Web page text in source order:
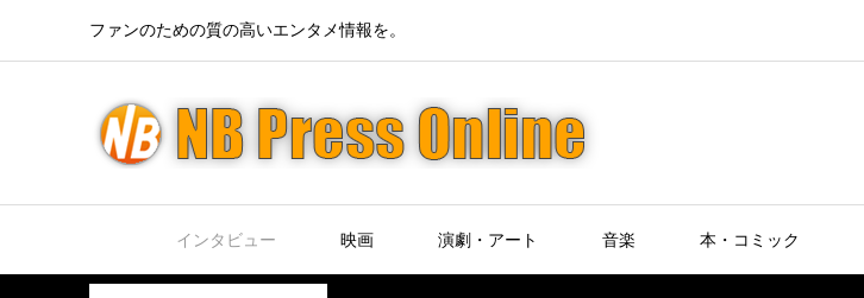
ファンのための質の高いエンタメ情報を。
インタビュー 映画 演劇・アート 音楽 本・コミック